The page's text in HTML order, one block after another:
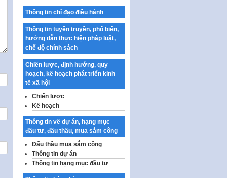
Kế hoạch Tổ chức Cuộc thi
chính luận về bảo vệ nền tảng tư
tưởng của Đảng…
Công bố công khai dự toán kinh
phí xây dựng pháp luật, hoàn
thiện thể chế, chính…
Quy định về nghiên cứu, ứng
dụng khoa học, công nghệ, đổi
mới sáng tạo và chuyển…
Quy định chi tiết và hướng dẫn
thi hành một số điều của Luật Lý
lịch tư…
Sửa đổi, bổ sung một số nội
dung tại Nghị quyết số 30/NQ-
CP ngày 24 tháng 02…
Thông tin chỉ đạo điều hành
Thông tin tuyên truyền, phổ biến,
hướng dẫn thực hiện pháp luật,
chế độ chính sách
Chiến lược, định hướng, quy
hoạch, kế hoạch phát triển kinh
tế xã hội
Chiến lược
Kế hoạch
Thông tin về dự án, hạng mục
đầu tư, đấu thầu, mua sắm công
Đấu thầu mua sắm công
Thông tin dự án
Thông tin hạng mục đầu tư